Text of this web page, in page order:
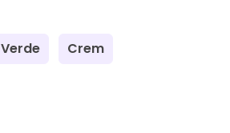
Verde
Crem